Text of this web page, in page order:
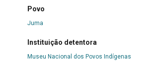
Povo
Juma
Instituição detentora
Museu Nacional dos Povos Indígenas